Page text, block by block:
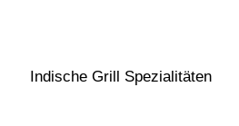
Indische Grill Spezialitäten